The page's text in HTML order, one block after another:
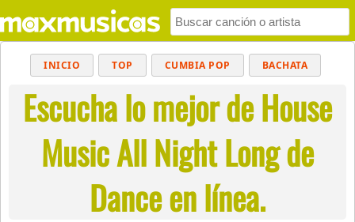
INICIO TOP CUMBIA POP BACHATA
MUSICA CRISTIANA REGGAETON
BALADAS ALTERNATIVO ELECTRÓNICA
CUMBIAS
Escucha lo mejor de House
Music All Night Long de
Dance en línea.